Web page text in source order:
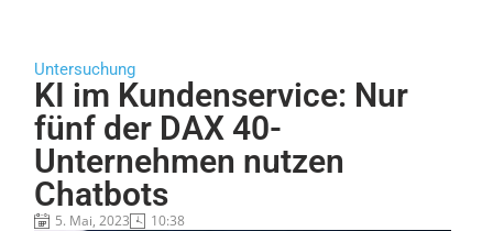
Untersuchung
KI im Kundenservice: Nur
fünf der DAX 40-
Unternehmen nutzen
Chatbots
5. Mai, 2023 10:38